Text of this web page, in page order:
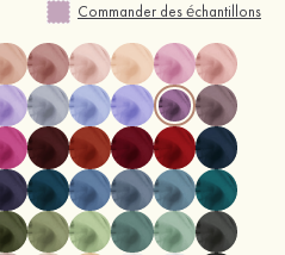
Commander des échantillons